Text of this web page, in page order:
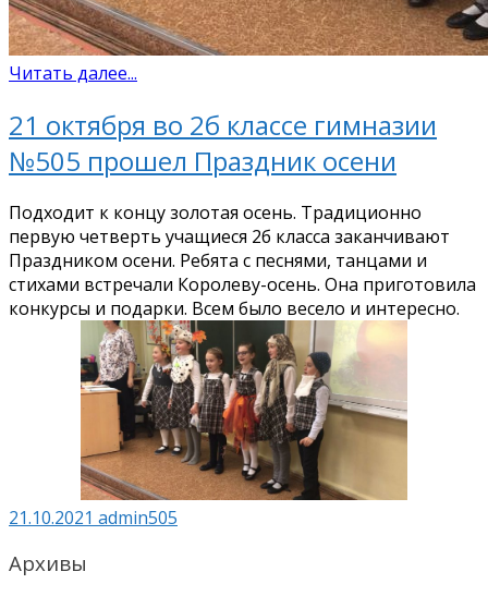
Читать далее...
21 октября во 2б классе гимназии
№505 прошел Праздник осени
Подходит к концу золотая осень. Традиционно
первую четверть учащиеся 2б класса заканчивают
Праздником осени. Ребята с песнями, танцами и
стихами встречали Королеву-осень. Она приготовила
конкурсы и подарки. Всем было весело и интересно.
21.10.2021 admin505
Архивы